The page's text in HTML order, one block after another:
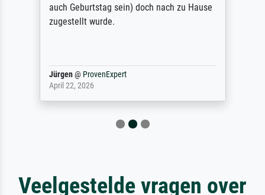
auch Geburtstag sein) doch nach zu Hause
zugestellt wurde.
Jürgen@ ProvenExpert
April 22, 2026
Veelgestelde vragen over